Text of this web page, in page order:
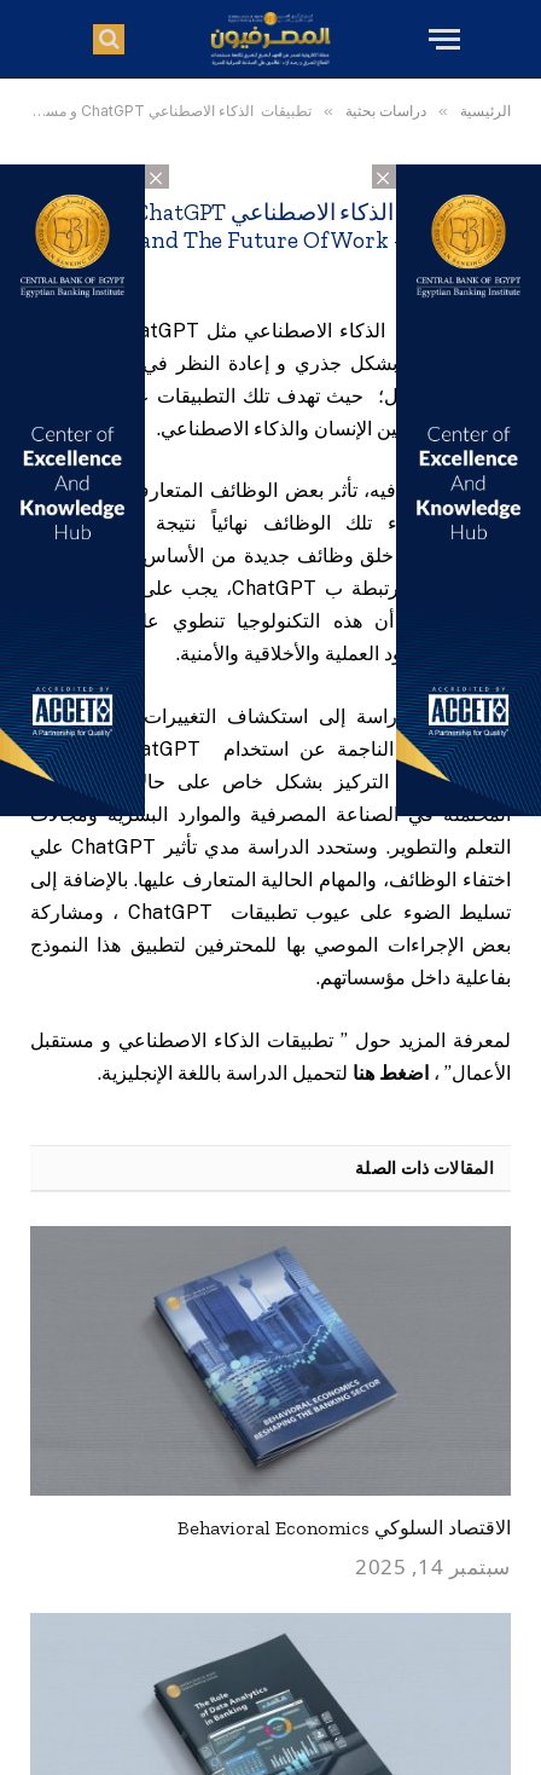
×
×
الرئيسية » دراسات بحثية » تطبيقات الذكاء الاصطناعي ChatGPT و مستقبل الأعمال – ChatGPT and The Future Of Work
تطبيقات الذكاء الاصطناعي ChatGPT و مستقبل
الأعمال – ChatGPT and The Future Of Work
عالم الأعمال بشكل جذري و إعادة النظر في الطريقة التي
تنجز بها الأعمال؛ حيث تهدف تلك التطبيقات علي تقديم بُعدًا
جديدًا للتعاون بين الإنسان والذكاء الاصطناعي.
و مما لا شلك فيه، تأثر بعض الوظائف المتعارف عليها، سواء
أن يتم اختفاء تلك الوظائف نهائياً نتيجة لهيمنة الذكاء
الاصطناعي أو خلق وظائف جديدة من الأساس. و على الرغم
من المزايا المرتبطة ب ChatGPT، يجب على قادة الأعمال
الانتباه، حيث أن هذه التكنولوجيا تنطوي على العديد من
التحديات والقيود العملية والأخلاقية والأمنية.
تهدف هذه الدراسة إلى استكشاف التغييرات في الوظائف
الحالية، وتلك الناجمة عن استخدام ChatGPT في عالم
الأعمال ، مع التركيز بشكل خاص على حالات الاستخدام
المحتملة في الصناعة المصرفية والموارد البشرية ومجالات
التعلم والتطوير. وستحدد الدراسة مدي تأثير ChatGPT علي
اختفاء الوظائف، والمهام الحالية المتعارف عليها. بالإضافة إلى
تسليط الضوء على عيوب تطبيقات ChatGPT ، ومشاركة
بعض الإجراءات الموصي بها للمحترفين لتطبيق هذا النموذج
بفاعلية داخل مؤسساتهم.
لمعرفة المزيد حول ” تطبيقات الذكاء الاصطناعي و مستقبل
الأعمال” ، اضغط هنا لتحميل الدراسة باللغة الإنجليزية.
المقالات ذات الصلة
الاقتصاد السلوكي Behavioral Economics
سبتمبر 14, 2025